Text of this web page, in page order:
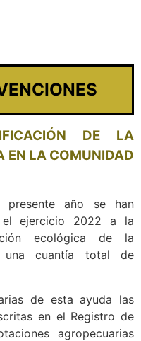
DE LA
EN LA COMUNIDAD
año se han
el ejercicio 2022 a la
ecológica de la
una cuantía total de
de esta ayuda las
en el Registro de
agropecuarias